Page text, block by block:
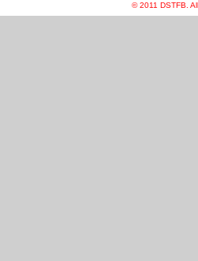
© 2011 DSTFB.